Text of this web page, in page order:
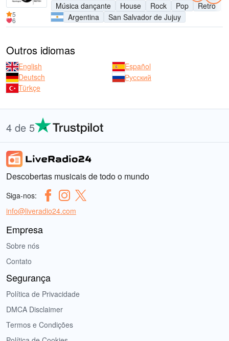
Música dançante
House Rock Pop Retrô
Argentina
San Salvador de Jujuy
5
6
Outros idiomas
English
Español
Deutsch
Русский
Türkçe
4 de 5
Descobertas musicais de todo o mundo
Siga-nos:
info@liveradio24.com
Empresa
Sobre nós
Contato
Segurança
Política de Privacidade
DMCA Disclaimer
Termos e Condições